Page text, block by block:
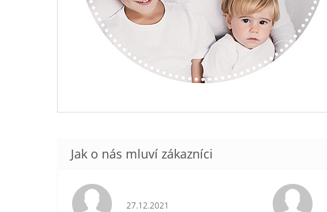
Hodnocení obchodu je 5 z 5 hvězdiček.
27.12.2021